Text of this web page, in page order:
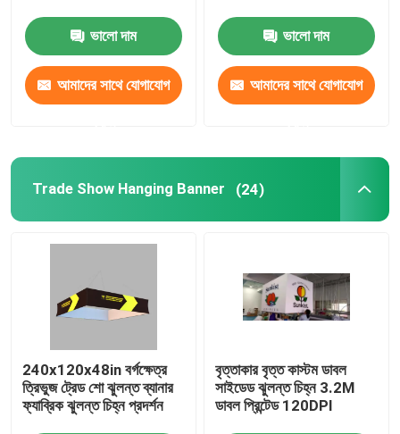
ট্রেড শো প্রদর্শনী প্রদর্শন
মডুলার প্রদর্শনী প্রদর্শন
Trade Show Hanging Banner
এসইজি লাইট বক্স
আর্চ ডিসপ্লে স্ট্যান্ড
ব্যক্তিগতকৃত বিবাহের পটভূমি
ভালো দাম
আমাদের সাথে যোগাযোগ
ভালো দাম
আমাদের সাথে যোগাযোগ
Trade Show Hanging Banner (24)
240x120x48in বর্গক্ষেত্র
ত্রিভুজ ট্রেড শো ঝুলন্ত ব্যানার
ফ্যাব্রিক ঝুলন্ত চিহ্ন প্রদর্শন
বৃত্তাকার বৃত্ত কাস্টম ডাবল
সাইডেড ঝুলন্ত চিহ্ন 3.2M
ডাবল প্রিন্টেড 120DPI